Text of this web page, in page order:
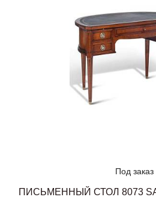
Под заказ
ПИСЬМЕННЫЙ СТОЛ 8073